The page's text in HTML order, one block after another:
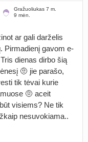
Gražuoliukas 7 m.
9 mėn.
ar gali darželis
Pirmadienį gavom e-
dienas dirbo šią
🤨 jie parašo,
tik tėvai kurie
🤨 aceit
visiems? Ne tik
nesuvokiama..